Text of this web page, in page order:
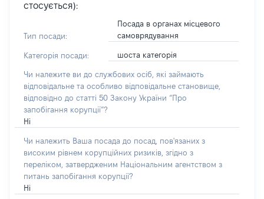
стосується):
Тип посади:
Посада в органах місцевого
самоврядування
Категорія посади: шоста категорія
Чи належите ви до службових осіб, які займають
відповідальне та особливо відповідальне становище,
відповідно до статті 50 Закону України “Про
запобігання корупції”?
Ні
Чи належить Ваша посада до посад, пов'язаних з
високим рівнем корупційних ризиків, згідно з
переліком, затвердженим Національним агентством з
питань запобігання корупції?
Ні